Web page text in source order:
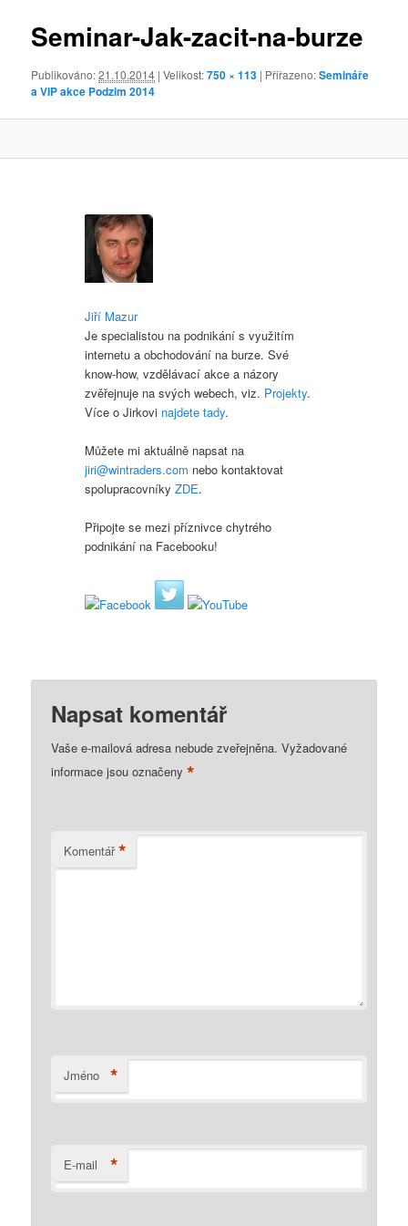
Seminar-Jak-zacit-na-burze
Publikováno:21.10.2014 | Velikost:750 × 113 | Přiřazeno:Semináře
a VIP akce Podzim 2014
Jiří Mazur
Je specialistou na podnikání s využitím
internetu a obchodování na burze. Své
know-how, vzdělávací akce a názory
zvěřejnuje na svých webech, viz. Projekty.
Více o Jirkovi najdete tady.
Můžete mi aktuálně napsat na
jiri@wintraders.com nebo kontaktovat
spolupracovníkyZDE.
Připojte se mezi příznivce chytrého
podnikání na Facebooku!
Napsat komentář
Vaše e-mailová adresa nebude zveřejněna. Vyžadované
informace jsou označeny*
Komentář *
Jméno *
E-mail *